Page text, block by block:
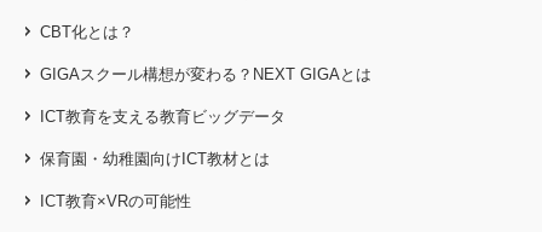
CBT化とは？
GIGAスクール構想が変わる？NEXT GIGAとは
ICT教育を支える教育ビッグデータ
保育園・幼稚園向けICT教材とは
ICT教育×VRの可能性